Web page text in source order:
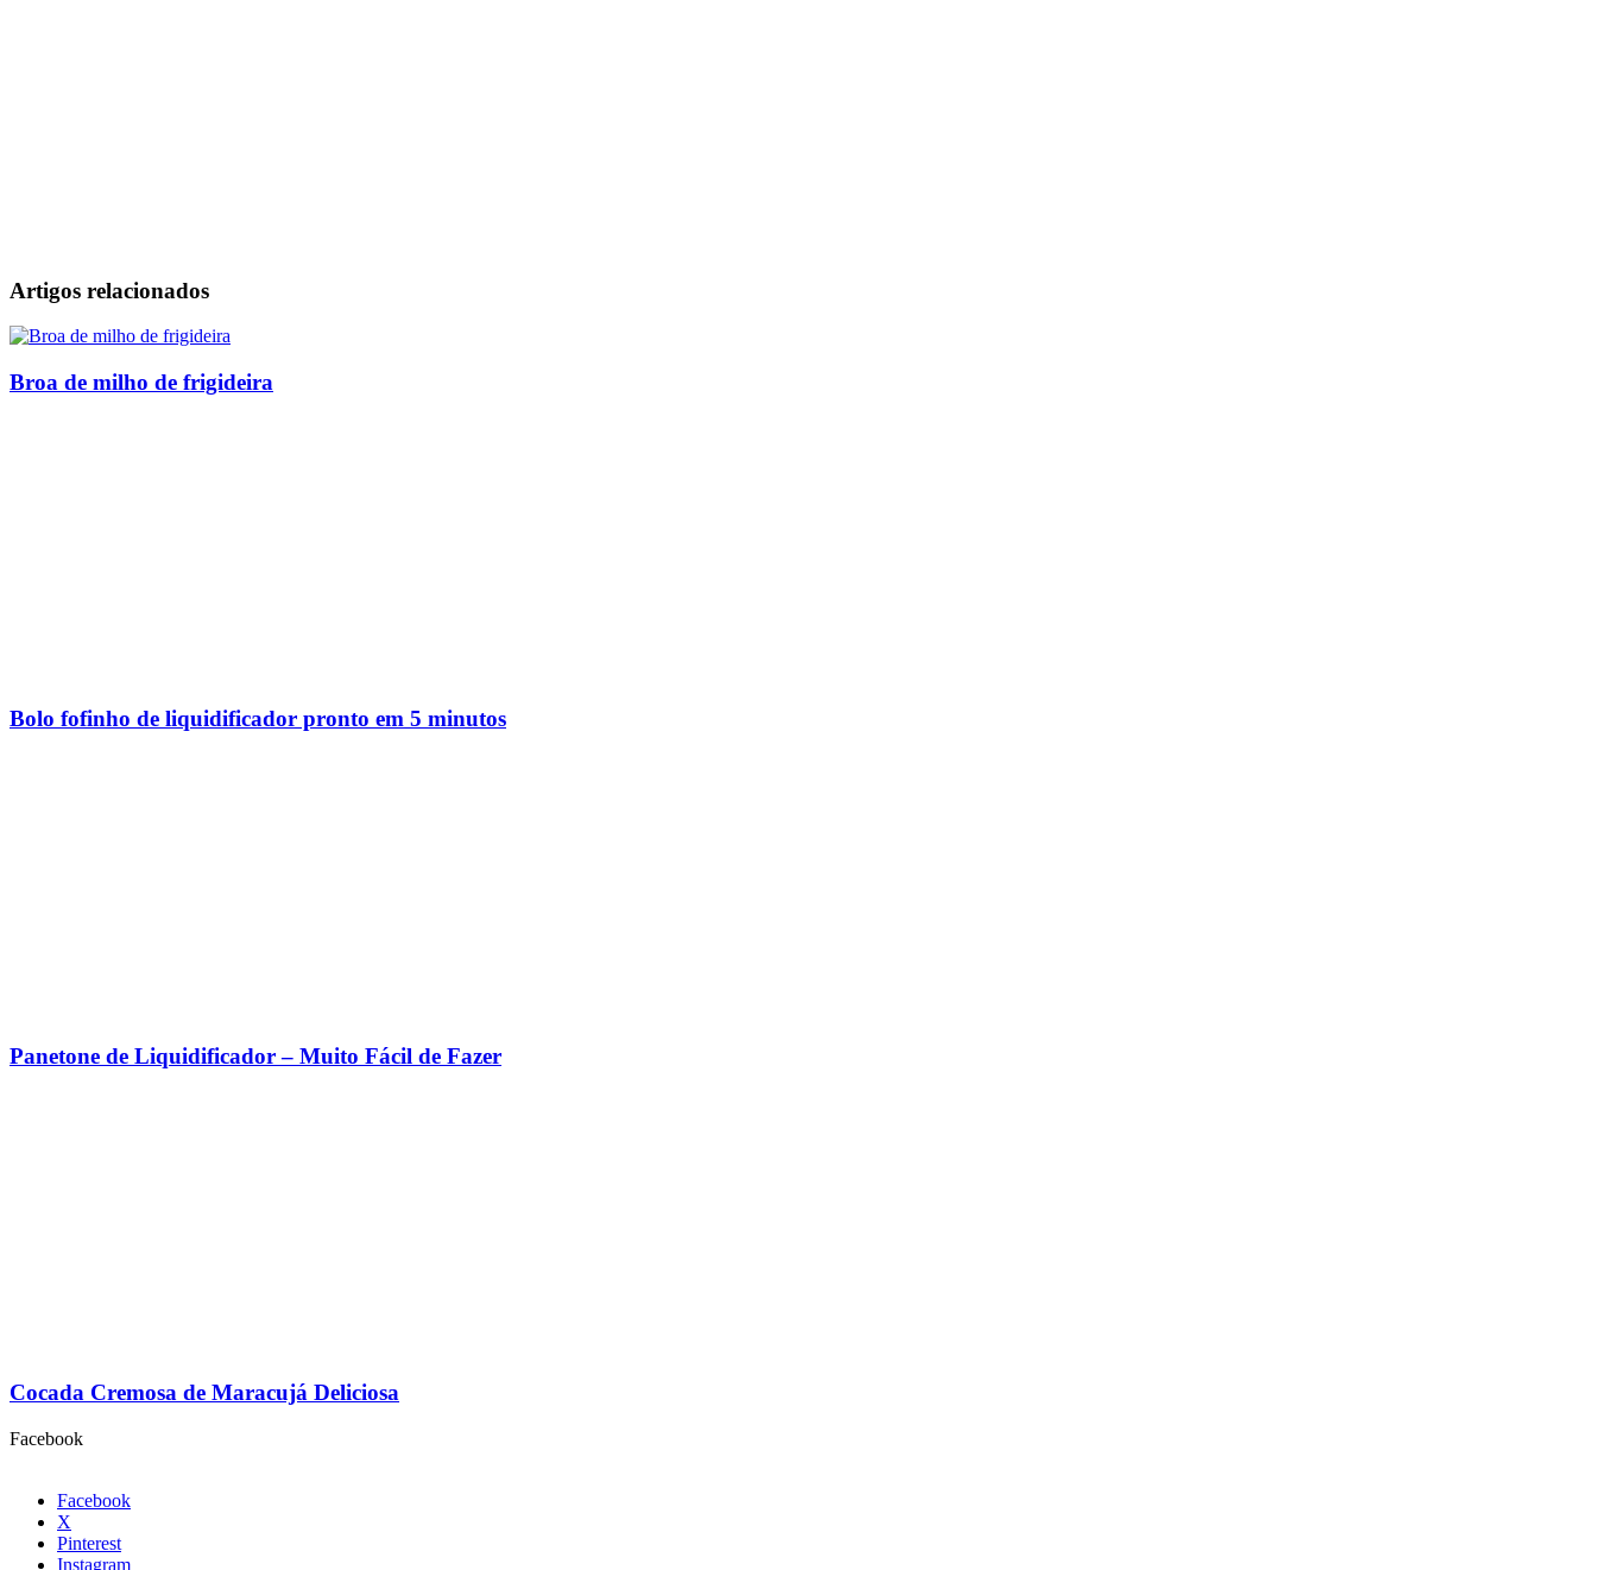
Artigos relacionados
Broa de milho de frigideira
Bolo fofinho de liquidificador pronto em 5 minutos
Panetone de Liquidificador – Muito Fácil de Fazer
Cocada Cremosa de Maracujá Deliciosa
Facebook
Facebook
X
Pinterest
Instagram